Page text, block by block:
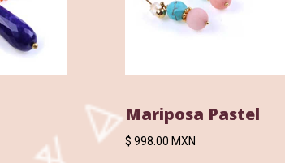
Mariposa Pastel
$ 998.00 MXN